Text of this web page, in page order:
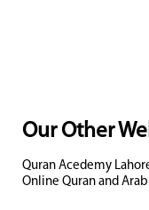
Our Other
Quran Acedemy
Online Quran and